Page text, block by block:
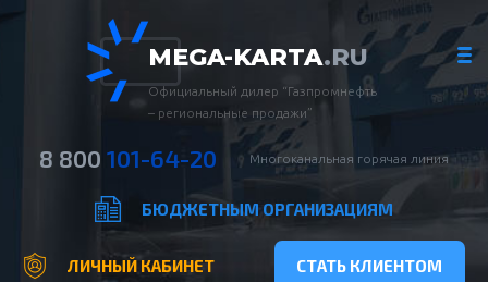
MEGA-KARTA.RU
Официальный дилер “Газпромнефть
– региональные продажи”
8 800 101-64-20 Многоканальная горячая линия
БЮДЖЕТНЫМ ОРГАНИЗАЦИЯМ
ЛИЧНЫЙ КАБИНЕТ СТАТЬ КЛИЕНТОМ